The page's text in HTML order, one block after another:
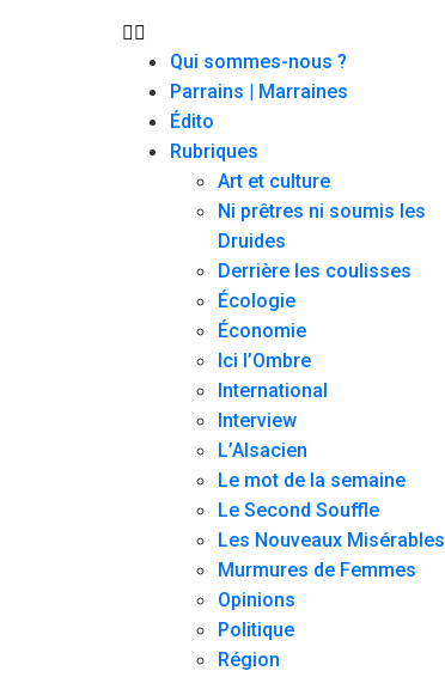
Qui sommes-nous ?
Parrains | Marraines
Édito
Rubriques
Art et culture
Ni prêtres ni soumis les
Druides
Derrière les coulisses
Écologie
Économie
Ici l’Ombre
International
Interview
L’Alsacien
Le mot de la semaine
Le Second Souffle
Les Nouveaux Misérables
Murmures de Femmes
Opinions
Politique
Région